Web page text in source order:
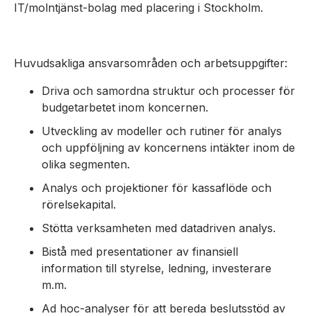
IT/molntjänst-bolag med placering i Stockholm.
Huvudsakliga ansvarsområden och arbetsuppgifter:
Driva och samordna struktur och processer för
budgetarbetet inom koncernen.
Utveckling av modeller och rutiner för analys
och uppföljning av koncernens intäkter inom de
olika segmenten.
Analys och projektioner för kassaflöde och
rörelsekapital.
Stötta verksamheten med datadriven analys.
Bistå med presentationer av finansiell
information till styrelse, ledning, investerare
m.m.
Ad hoc-analyser för att bereda beslutsstöd av